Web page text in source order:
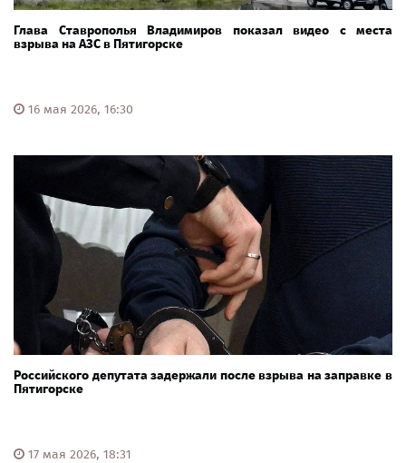
Глава Ставрополья Владимиров показал видео с места
взрыва на АЗС в Пятигорске
16 мая 2026, 16:30
Российского депутата задержали после взрыва на заправке в
Пятигорске
17 мая 2026, 18:31